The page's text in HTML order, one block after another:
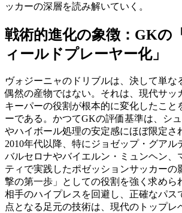
ッカーの深層を読み解いていく。
戦術的進化の象徴：GKの
ィールドプレーヤー化」
ヴォジーニャのドリブルは、決して単な
偶然の産物ではない。それは、現代サッ
キーパーの役割が根本的に変化したこと
ーである。かつてGKの評価基準は、シ
やハイボール処理の安定感にほぼ限定さ
2010年代以降、特にジョゼップ・グアル
バルセロナやバイエルン・ミュンヘン、
ティで実践したポゼッションサッカーの
撃の第一歩」としての役割を強く求めら
相手のハイプレスを回避し、正確なパス
点となる足元の技術は、現代のトップレ